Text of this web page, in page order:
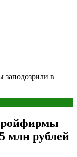
заподозрили в
млн рублей